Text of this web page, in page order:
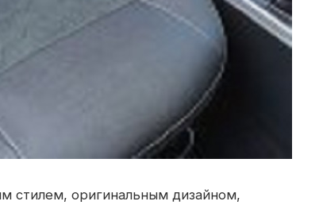
стилем, оригинальным дизайном,